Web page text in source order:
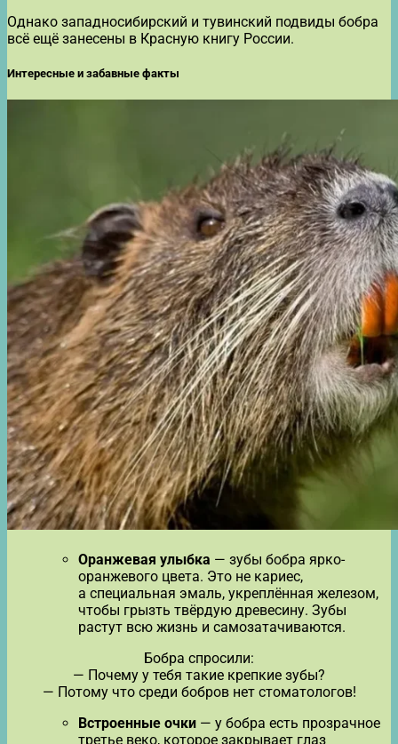
Однако западносибирский и тувинский подвиды бобра
всё ещё занесены в Красную книгу России.
Интересные и забавные факты
Оранжевая улыбка — зубы бобра ярко-
оранжевого цвета. Это не кариес,
а специальная эмаль, укреплённая железом,
чтобы грызть твёрдую древесину. Зубы
растут всю жизнь и самозатачиваются.
Бобра спросили:
— Почему у тебя такие крепкие зубы?
— Потому что среди бобров нет стоматологов!
Встроенные очки — у бобра есть прозрачное
третье веко, которое закрывает глаз